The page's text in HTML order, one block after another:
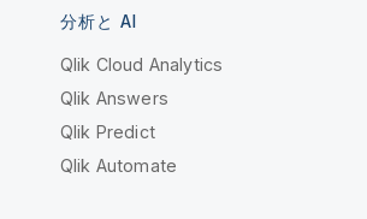
分析と AI
Qlik Cloud Analytics
Qlik Answers
Qlik Predict
Qlik Automate